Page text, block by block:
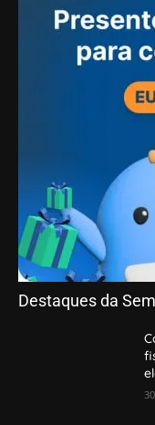
Destaques da